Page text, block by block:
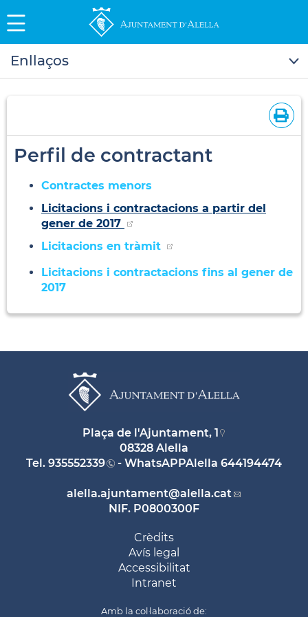
Enllaços
Perfil de contractant
Contractes menors
Licitacions i contractacions a partir del
gener de 2017
Licitacions en tràmit
Licitacions i contractacions fins al gener de
2017
Plaça de l'Ajuntament, 1
08328 Alella
Tel. 935552339 - WhatsAPPAlella 644194474
alella.ajuntament@alella.cat
NIF. P0800300F
Crèdits
Avís legal
Accessibilitat
Intranet
Amb la col·laboració de: